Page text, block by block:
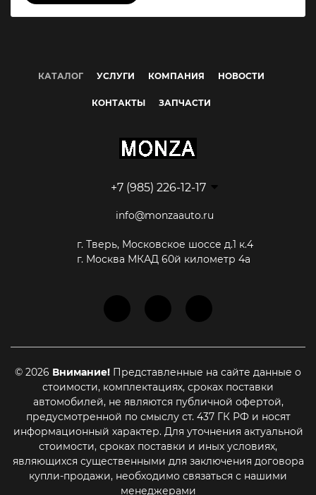
КАТАЛОГ УСЛУГИ КОМПАНИЯ НОВОСТИ
КОНТАКТЫ ЗАПЧАСТИ
+7 (985) 226-12-17
info@monzaauto.ru
г. Тверь, Московское шоссе д.1 к.4
г. Москва МКАД 60й километр 4а
© 2026 Внимание! Представленные на сайте данные о
стоимости, комплектациях, сроках поставки
автомобилей, не являются публичной офертой,
предусмотренной по смыслу ст. 437 ГК РФ и носят
информационный характер. Для уточнения актуальной
стоимости, сроках поставки и иных условиях,
являющихся существенными для заключения договора
купли-продажи, необходимо связаться с нашими
менеджерами